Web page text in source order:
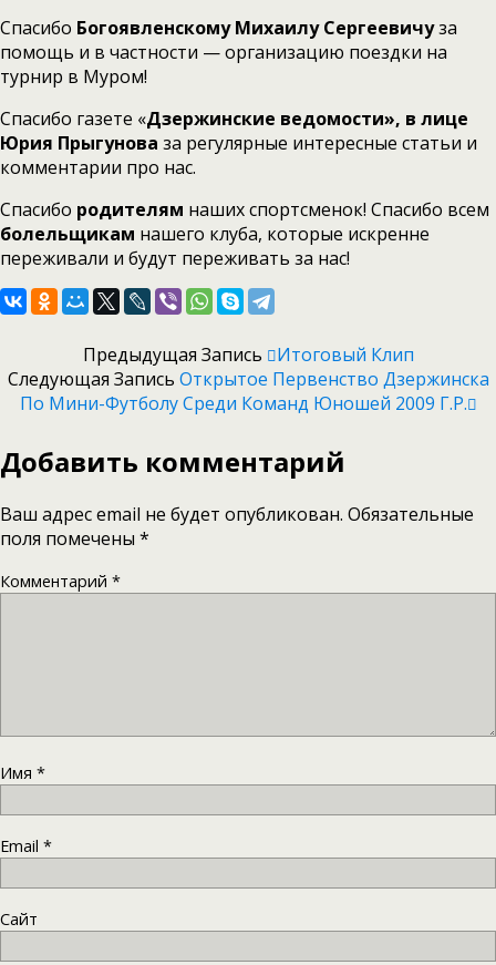
Спасибо Богоявленскому Михаилу Сергеевичуза
помощь и в частности — организацию поездки на
турнир в Муром!
Спасибо газете «Дзержинские ведомости», в лице
Юрия Прыгунова за регулярные интересные статьи и
комментарии про нас.
Спасибо родителям наших спортсменок! Спасибо всем
болельщикам нашего клуба, которые искренне
переживали и будут переживать за нас!
Предыдущая Запись
Итоговый Клип
Следующая Запись Открытое Первенство Дзержинска
По Мини-Футболу Среди Команд Юношей 2009 Г.р.
Добавить комментарий
Ваш адрес email не будет опубликован. Обязательные
поля помечены *
Комментарий *
Имя *
Email *
Сайт